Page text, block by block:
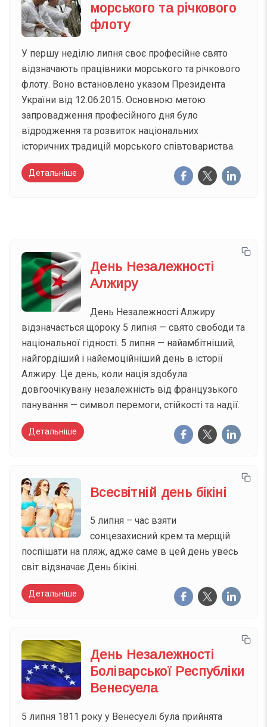
морського та річкового
флоту
У першу неділю липня своє професійне свято
відзначають працівники морського та річкового
флоту. Воно встановлено указом Президента
України від 12.06.2015. Основною метою
запровадження професійного дня було
відродження та розвиток національних
історичних традицій морського співтовариства.
Детальніше
День Незалежності
Алжиру
День Незалежності Алжиру
відзначається щороку 5 липня — свято свободи та
національної гідності. 5 липня — найамбітніший,
найгордіший і найемоційніший день в історії
Алжиру. Це день, коли нація здобула
довгоочікувану незалежність від французького
панування — символ перемоги, стійкості та надії.
Детальніше
Всесвітній день бікіні
5 липня – час взяти
сонцезахисний крем та мерщій
поспішати на пляж, адже саме в цей день увесь
світ відзначає День бікіні.
Детальніше
День Незалежності
Боліварської Республіки
Венесуела
5 липня 1811 року у Венесуелі була прийнята